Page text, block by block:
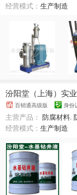
经营模式：生产制造
汾阳堂（上海）实
百销通高级版 身份
主营产品：防腐材料,
经营模式：生产制造